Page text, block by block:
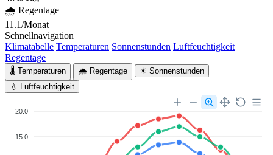
🌧 Regentage
11.1/Monat
Schnellnavigation
Klimatabelle Temperaturen Sonnenstunden Luftfeuchtigkeit
Regentage
🌡 Temperaturen 🌧 Regentage
☀ Sonnenstunden
💧 Luftfeuchtigkeit
20.0
15.0